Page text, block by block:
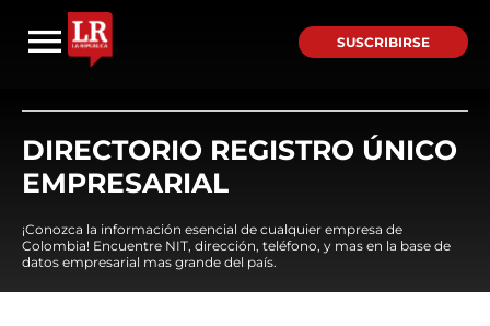
SUSCRIBIRSE
DIRECTORIO REGISTRO ÚNICO
EMPRESARIAL
¡Conozca la información esencial de cualquier empresa de
Colombia! Encuentre NIT, dirección, teléfono, y mas en la base de
datos empresarial mas grande del país.